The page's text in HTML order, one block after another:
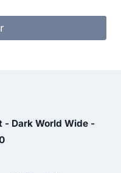
- Dark World Wide -